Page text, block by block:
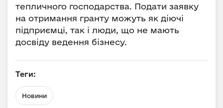
тепличного господарства. Подати заявку
на отримання гранту можуть як діючі
підприємці, так і люди, що не мають
досвіду ведення бізнесу.
Теги:
Новини